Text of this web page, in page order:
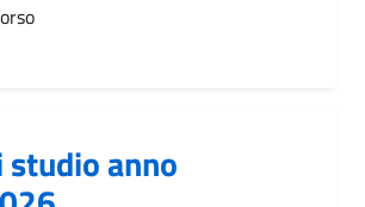
studio anno